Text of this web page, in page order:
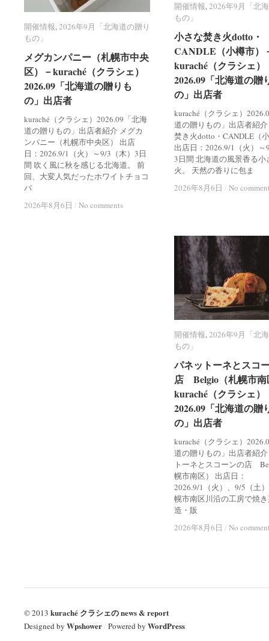
開催情報,2026年9月「北
もの」
小さな焚き火dotto・
CANDLE（小樽市）
kuraché（クラシェ）
2026.09「北海道の贈
の」出店者
kuraché（クラシェ）
道の贈りもの」出店者紹
焚き火dotto・CANDLE（
出店日：2026.9/1（火）～
3日間 北海道の風景香る小
火。 天然の香りに包ま
2026年8月6日 / No
開催情報 2026年9月「北
もの」
小さな焚き火dotto・
CANDLE（小樽市）
kuraché（クラシェ）
2026.09「北海道の贈
の」出店者
2026年8月6日 / No
開催情報,2026年9月「北海道の贈り
もの」
メグカンパニー（札幌市中央
区）－kuraché（クラシェ）
2026.09「北海道の贈りも
の」出店者
kuraché（クラシェ）2026.09「北海
道の贈りもの」出店者紹介 メグカ
ンパニー（札幌市中央区） 出店
日：2026.9/1（火）～9/3（木）3日
間 吹く風に秋を感じる北海道。 前
回、大変人気だったホワイトチョコ
バ
2026年8月6日 / No comments
開催情報 2026年9月「北海道の贈り
もの」
メグカンパニー（札幌市中央
区）－kuraché（クラシェ）
2026.09「北海道の贈りも
の」出店者
2026年8月6日 / No comments
開催情報,2026年9月「北
もの」
パネットーネとスコ
店 Belgio（札幌市南
kuraché（クラシェ）
2026.09「北海道の贈
の」出店者
kuraché（クラシェ）
道の贈りもの」出店者紹
トーネとスコーンの店
幌市南区） 出店日：
2026.9/1（火）、9/5（土
幌市南区川沿の工房で焼
造・販
2026年8月6日 / No
開催情報 2026年9月「北
もの」
パネットーネとスコ
店 Belgio（札幌市南
kuraché（クラシェ）
2026.09「北海道の贈
の」出店者
2026年8月6日 / No
© 2013 kuraché クラシェの news & report
Designed by Wpshower/ Powered by WordPress